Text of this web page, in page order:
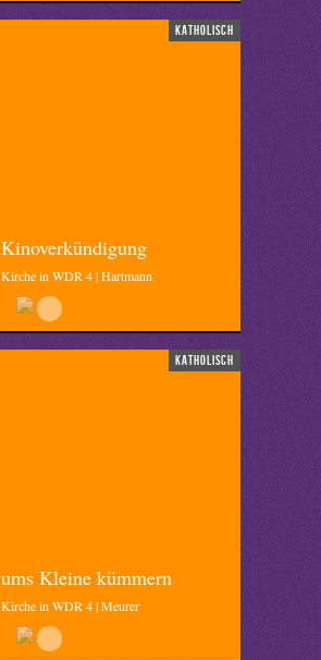
katholisch
Kinoverkündigung
Kirche in WDR 4 | Hartmann
katholisch
ums Kleine kümmern
Kirche in WDR 4 | Meurer